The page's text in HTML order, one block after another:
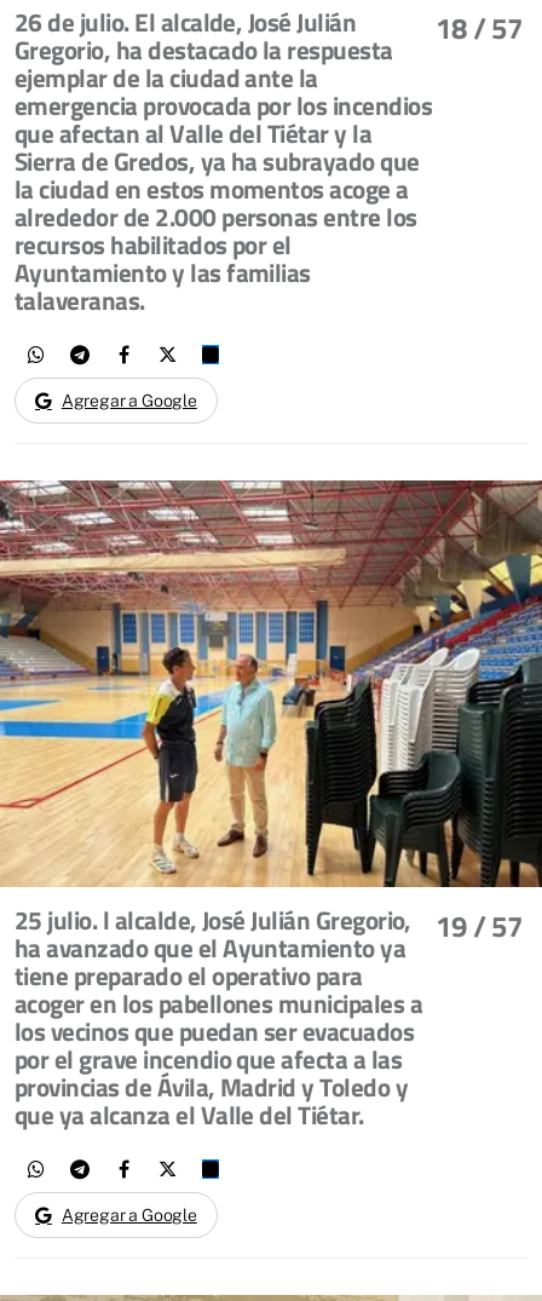
18/ 57
26 de julio. El alcalde, José Julián
Gregorio, ha destacado la respuesta
ejemplar de la ciudad ante la
emergencia provocada por los incendios
que afectan al Valle del Tiétar y la
Sierra de Gredos, ya ha subrayado que
la ciudad en estos momentos acoge a
alrededor de 2.000 personas entre los
recursos habilitados por el
Ayuntamiento y las familias
talaveranas.
Agregar a Google
19/ 57
25 julio. l alcalde, José Julián Gregorio,
ha avanzado que el Ayuntamiento ya
tiene preparado el operativo para
acoger en los pabellones municipales a
los vecinos que puedan ser evacuados
por el grave incendio que afecta a las
provincias de Ávila, Madrid y Toledo y
que ya alcanza el Valle del Tiétar.
Agregar a Google